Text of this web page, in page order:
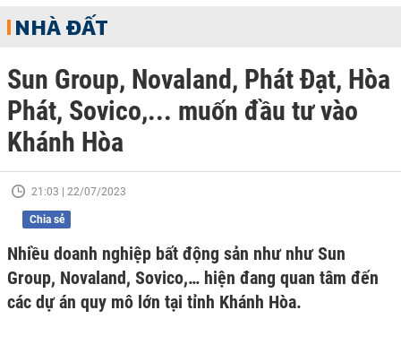
NHÀ ĐẤT
Sun Group, Novaland, Phát Đạt, Hòa
Phát, Sovico,... muốn đầu tư vào
Khánh Hòa
21:03 | 22/07/2023
Chia sẻ
Nhiều doanh nghiệp bất động sản như như Sun
Group, Novaland, Sovico,… hiện đang quan tâm đến
các dự án quy mô lớn tại tỉnh Khánh Hòa.